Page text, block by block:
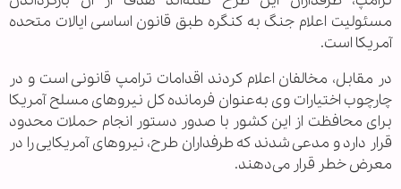
مسئولیت اعلام جنگ به کنگره طبق قانون اساسی ایالات متحده
آمریکا است.
در مقابل، مخالفان اعلام کردند اقدامات ترامپ قانونی است و در
چارچوب اختیارات وی به‌عنوان فرمانده کل نیروهای مسلح آمریکا
برای محافظت از این کشور با صدور دستور انجام حملات محدود
قرار دارد و مدعی شدند که طرفداران طرح، نیروهای آمریکایی را در
معرض خطر قرار می‌دهند.